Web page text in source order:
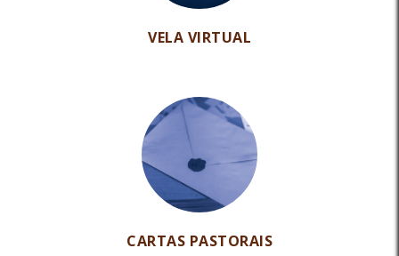
VELA VIRTUAL
CARTAS PASTORAIS